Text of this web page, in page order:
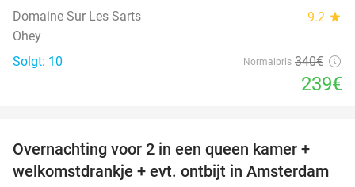
Domaine Sur Les Sarts 9.2 star
Ohey
Solgt: 10
Normalpris 340€
239€
51%
Overnachting voor 2 in een queen kamer +
welkomstdrankje + evt. ontbijt in Amsterdam